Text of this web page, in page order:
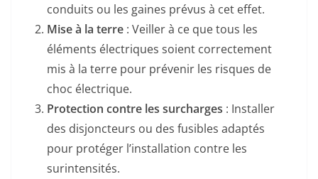
conduits ou les gaines prévus à cet effet.
Mise à la terre : Veiller à ce que tous les
éléments électriques soient correctement
mis à la terre pour prévenir les risques de
choc électrique.
Protection contre les surcharges : Installer
des disjoncteurs ou des fusibles adaptés
pour protéger l’installation contre les
surintensités.